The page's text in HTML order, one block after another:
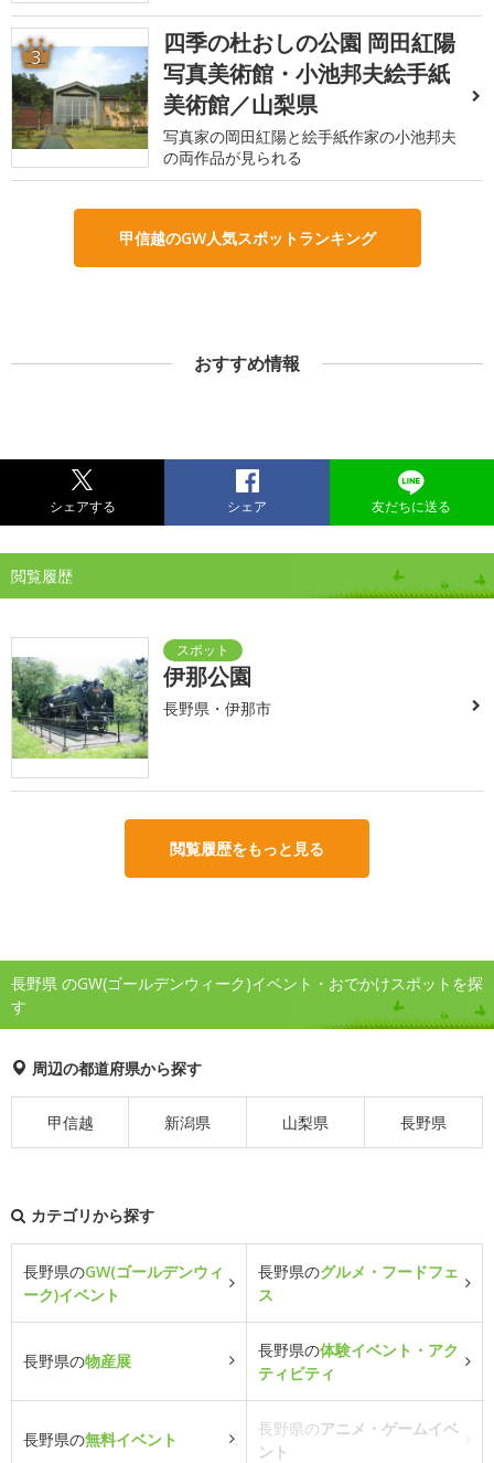
3
四季の杜おしの公園 岡田紅陽
写真美術館・小池邦夫絵手紙
美術館／山梨県
写真家の岡田紅陽と絵手紙作家の小池邦夫
の両作品が見られる
甲信越のGW人気スポットランキング
おすすめ情報
シェアする シェア 友だちに送る
閲覧履歴
伊那公園
長野県・伊那市
閲覧履歴をもっと見る
長野県 のGW(ゴールデンウィーク)イベント・おでかけスポットを探
す
周辺の都道府県から探す
甲信越 新潟県 山梨県 長野県
カテゴリから探す
長野県のGW(ゴールデンウィ
ーク)イベント
長野県のグルメ・フードフェ
ス
長野県の物産展
長野県の体験イベント・アク
ティビティ
長野県の無料イベント
長野県のアニメ・ゲームイベ
ント